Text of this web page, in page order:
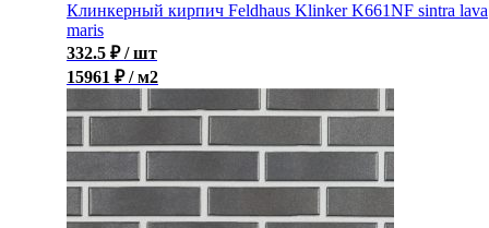
Клинкерный кирпич Feldhaus Klinker K661NF sintra lava
maris
332.5 ₽ / шт
15961 ₽ / м2